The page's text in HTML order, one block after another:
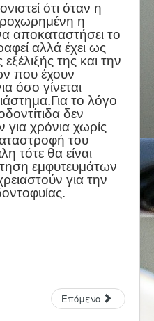
ότι όταν η
η
αποκαταστήσει το
αλλά έχει ως
της και την
που έχουν
όσο γίνεται
το λόγο
δεν
χρόνια χωρίς
του
τότε θα είναι
εμφυτευμάτων
για την
Επόμενο